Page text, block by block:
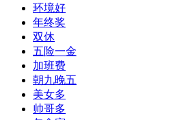
环境好
年终奖
双休
五险一金
加班费
朝九晚五
美女多
帅哥多